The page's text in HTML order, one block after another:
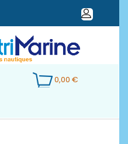
0,00 €